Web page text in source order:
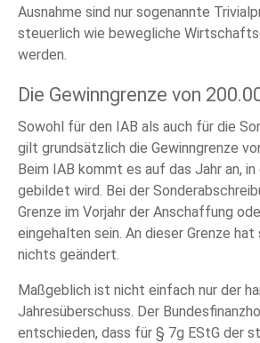
Ausnahme sind nur sogenannte
steuerlich wie bewegliche
werden.
Die Gewinngrenze von
Sowohl für den IAB als auch für die
gilt grundsätzlich die Gewinngrenze
Beim IAB kommt es auf das Jahr an,
gebildet wird. Bei der
Grenze im Vorjahr der Anschaffung
eingehalten sein. An dieser Grenze hat
nichts geändert.
Maßgeblich ist nicht einfach nur der
Jahresüberschuss. Der
entschieden, dass für § 7g EStG der